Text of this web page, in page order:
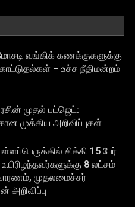
மோசடி வங்கிக் கணக்குகளுக்கு
– உச்ச நீதிமன்றம்
முதல் பட்ஜெட்:
முக்கிய அறிவிப்புகள்
சிக்கி 15 பேர்
உயிரிழந்தவர்களுக்கு 8 லட்சம்
முதலமைச்சர்
அறிவிப்பு